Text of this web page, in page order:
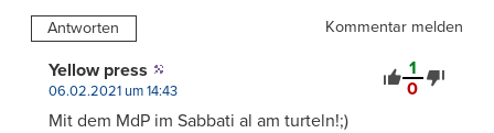
Antworten Kommentar melden
1
0
Yellow press
06.02.2021 um 14:43
Mit dem MdP im Sabbati al am turteln!;)